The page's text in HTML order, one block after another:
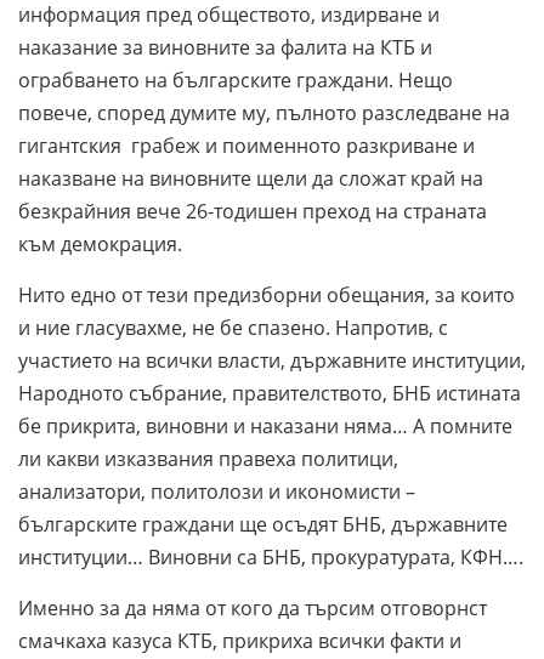
информация пред обществото, издирване и
наказание за виновните за фалита на КТБ и
ограбването на българските граждани. Нещо
повече, според думите му, пълното разследване на
гигантския грабеж и поименното разкриване и
наказване на виновните щели да сложат край на
безкрайния вече 26-тодишен преход на страната
към демокрация.
Нито едно от тези предизборни обещания, за които
и ние гласувахме, не бе спазено. Напротив, с
участието на всички власти, държавните институции,
Народното събрание, правителството, БНБ истината
бе прикрита, виновни и наказани няма… А помните
ли какви изказвания правеха политици,
анализатори, политолози и икономисти –
българските граждани ще осъдят БНБ, държавните
институции… Виновни са БНБ, прокуратурата, КФН….
Именно за да няма от кого да търсим отговорнст
смачкаха казуса КТБ, прикриха всички факти и